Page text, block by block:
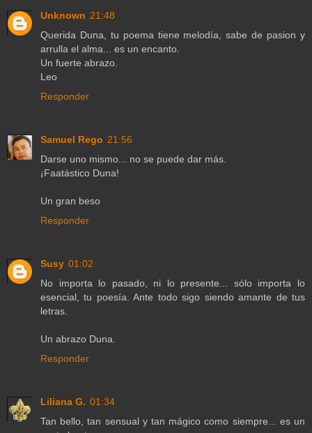
Unknown 21:48
Querida Duna, tu poema tiene melodía, sabe de pasion y
arrulla el alma... es un encanto.
Un fuerte abrazo.
Leo
Responder
Samuel Rego 21:56
Darse uno mismo... no se puede dar más.
¡Faatástico Duna!
Un gran beso
Responder
Susy 01:02
No importa lo pasado, ni lo presente... sólo importa lo
esencial, tu poesía. Ante todo sigo siendo amante de tus
letras.
Un abrazo Duna.
Responder
Liliana G. 01:34
Tan bello, tan sensual y tan mágico como siempre... es un